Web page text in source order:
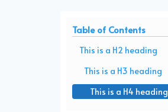
Table of Contents
This is a H2 heading
This is a H3 heading
This is a H4 heading